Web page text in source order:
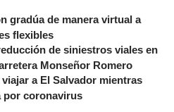
gradúa de manera virtual a
flexibles
de siniestros viales en
Monseñor Romero
a El Salvador mientras
por coronavirus